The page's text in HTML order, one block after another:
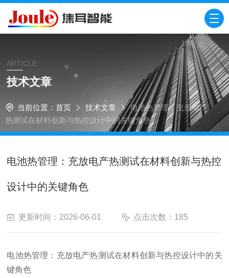
ARTICLE
技术文章
当前位置： 首页 技术文章
电池热管理：充放电产
热测试在材料创新与热控设计中的关键角色
电池热管理：充放电产热测试在材料创新与热控
设计中的关键角色
更新时间：2026-06-01 点击次数：185
电池热管理：充放电产热测试在材料创新与热控设计中的关
键角色